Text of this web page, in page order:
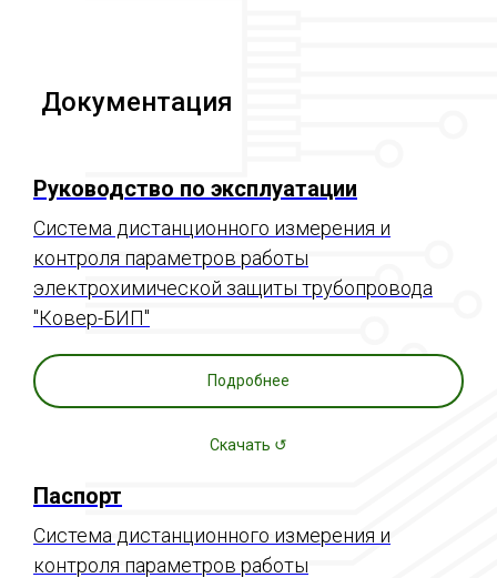
Документация
Руководство по эксплуатации
Система дистанционного измерения и
контроля параметров работы
электрохимической защиты трубопровода
"Ковер-БИП"
Подробнее
Скачать ↺
Паспорт
Система дистанционного измерения и
контроля параметров работы